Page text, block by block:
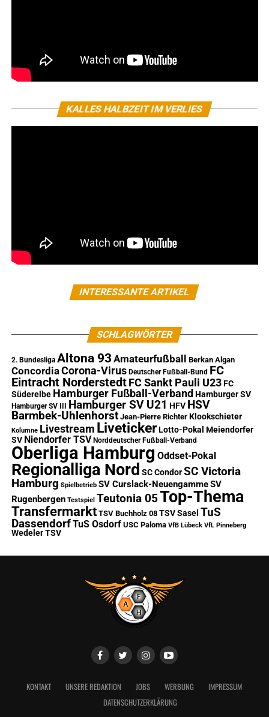
KALLES HALBZEIT IM VERLIES
INTERESSANTE ARTIKEL
SCHLAGWÖRTER
2. Bundesliga Altona 93 Amateurfußball Berkan Algan
ConcordiaCorona-Virus Deutscher Fußball-Bund FC
Eintracht Norderstedt FC Sankt Pauli U23 FC
Süderelbe Hamburger Fußball-Verband Hamburger SV
Hamburger SV III Hamburger SV U21 HFV HSV
Barmbek-Uhlenhorst Jean-Pierre Richter Klookschieter
Kolumne Livestream Liveticker Lotto-Pokal Meiendorfer
SV Niendorfer TSV Norddeutscher Fußball-Verband
Oberliga Hamburg Oddset-Pokal
Regionalliga Nord SC Condor SC Victoria
Hamburg Spielbetrieb SV Curslack-NeuengammeSV
Rugenbergen Testspiel Teutonia 05Top-Thema
Transfermarkt TSV Buchholz 08 TSV Sasel TuS
DassendorfTuS Osdorf USC Paloma VfB Lübeck VfL Pinneberg
Wedeler TSV
KONTAKT UNSERE REDAKTION JOBS WERBUNG
IMPRESSUM
DATENSCHUTZERKLÄRUNG